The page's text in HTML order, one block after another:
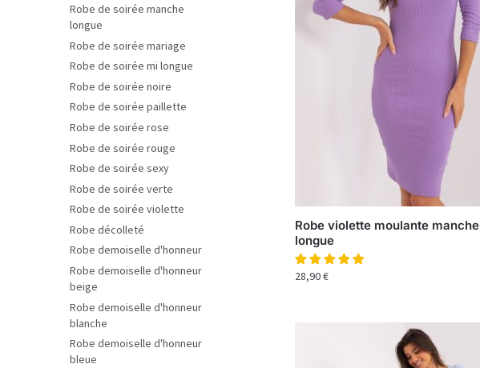
Robe violette moulante manche
longue
28,90€
Robe de soirée manche
longue
Robe de soirée mariage
Robe de soirée mi longue
Robe de soirée noire
Robe de soirée paillette
Robe de soirée rose
Robe de soirée rouge
Robe de soirée sexy
Robe de soirée verte
Robe de soirée violette
Robe décolleté
Robe demoiselle d'honneur
Robe demoiselle d'honneur
beige
Robe demoiselle d'honneur
blanche
Robe demoiselle d'honneur
bleue